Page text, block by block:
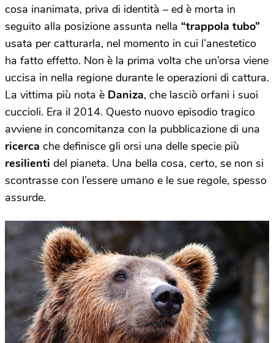
cosa inanimata, priva di identità – ed è morta in
seguito alla posizione assunta nella “trappola tubo”
usata per catturarla, nel momento in cui l’anestetico
ha fatto effetto. Non è la prima volta che un’orsa viene
uccisa in nella regione durante le operazioni di cattura.
La vittima più nota è Daniza, che lasciò orfani i suoi
cuccioli. Era il 2014. Questo nuovo episodio tragico
avviene in concomitanza con la pubblicazione di una
ricerca che definisce gli orsi una delle specie più
resilienti del pianeta. Una bella cosa, certo, se non si
scontrasse con l’essere umano e le sue regole, spesso
assurde.